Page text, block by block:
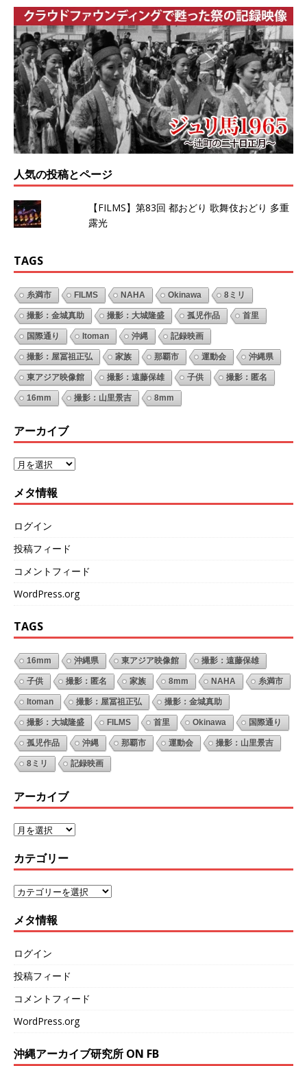
人気の投稿とページ
【FILMS】第83回 都おどり 歌舞伎おどり 多重
露光
TAGS
糸満市 FILMS NAHA Okinawa 8ミリ
撮影：金城真助 撮影：大城隆盛 孤児作品 首里
国際通り Itoman 沖縄 記録映画
撮影：屋冨祖正弘 家族 那覇市 運動会 沖縄県
東アジア映像館 撮影：遠藤保雄 子供 撮影：匿名
16mm 撮影：山里景吉 8mm
アーカイブ
メタ情報
ログイン
投稿フィード
コメントフィード
WordPress.org
TAGS
16mm 沖縄県 東アジア映像館 撮影：遠藤保雄
子供 撮影：匿名 家族 8mm NAHA 糸満市
Itoman 撮影：屋冨祖正弘 撮影：金城真助
撮影：大城隆盛 FILMS 首里 Okinawa 国際通り
孤児作品 沖縄 那覇市 運動会 撮影：山里景吉
8ミリ 記録映画
アーカイブ
カテゴリー
メタ情報
ログイン
投稿フィード
コメントフィード
WordPress.org
沖縄アーカイブ研究所 ON FB